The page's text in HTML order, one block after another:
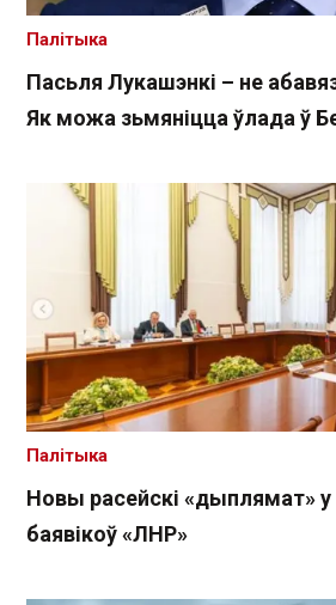
Пасьля Лукашэнкі – не
Як можа зьмяніцца ўлада ў
Палітыка
Новы расейскі «дыплямат» у
баявікоў «ЛНР»
Палітыка